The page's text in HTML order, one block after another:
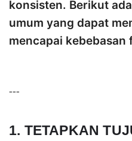
konsisten. Berikut
umum yang dapat
mencapai kebebasan
---
1. TETAPKAN